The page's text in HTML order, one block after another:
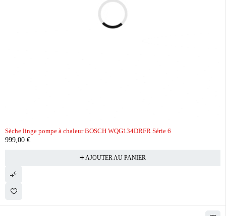
Sèche linge pompe à chaleur BOSCH WQG134DRFR Série 6
999,00 €
AJOUTER AU PANIER